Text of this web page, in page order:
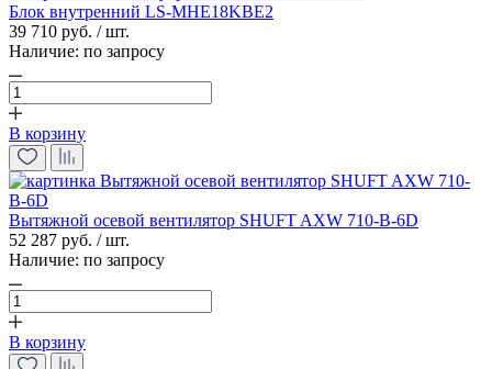
Блок внутренний LS-MHE18KBE2
39 710 руб. / шт.
Наличие: по запросу
В корзину
Вытяжной осевой вентилятор SHUFT AXW 710-B-6D
52 287 руб. / шт.
Наличие: по запросу
В корзину